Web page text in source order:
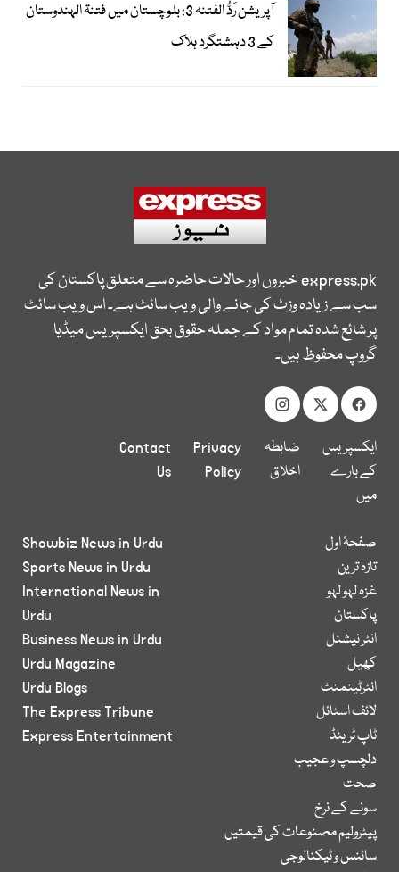
آپریشن رَدُّ الفتنہ 3: بلوچستان میں فتنۃ الہندوستان
کے 3 دہشتگرد ہلاک
express.pkخبروں اور حالات حاضرہ سے متعلق پاکستان کی
سب سے زیادہ وزٹ کی جانے والی ویب سائٹ ہے۔ اس ویب سائٹ
پر شائع شدہ تمام مواد کے جملہ حقوق بحق ایکسپریس میڈیا
گروپ محفوظ ہیں۔
ایکسپریس
کے بارے
میں
ضابطہ
اخلاق
Privacy
Policy
Contact
Us
صفحۂ اول
تازہ ترین
غزہ لہو لہو
پاکستان
انٹر نیشنل
کھیل
انٹرٹینمنٹ
لائف اسٹائل
ٹاپ ٹرینڈ
دلچسپ و عجیب
صحت
سونے کے نرخ
پیٹرولیم مصنوعات کی قیمتیں
سائنس و ٹیکنالوجی
Showbiz News in Urdu
Sports News in Urdu
International News in
Urdu
Business News in Urdu
Urdu Magazine
Urdu Blogs
The Express Tribune
Express Entertainment